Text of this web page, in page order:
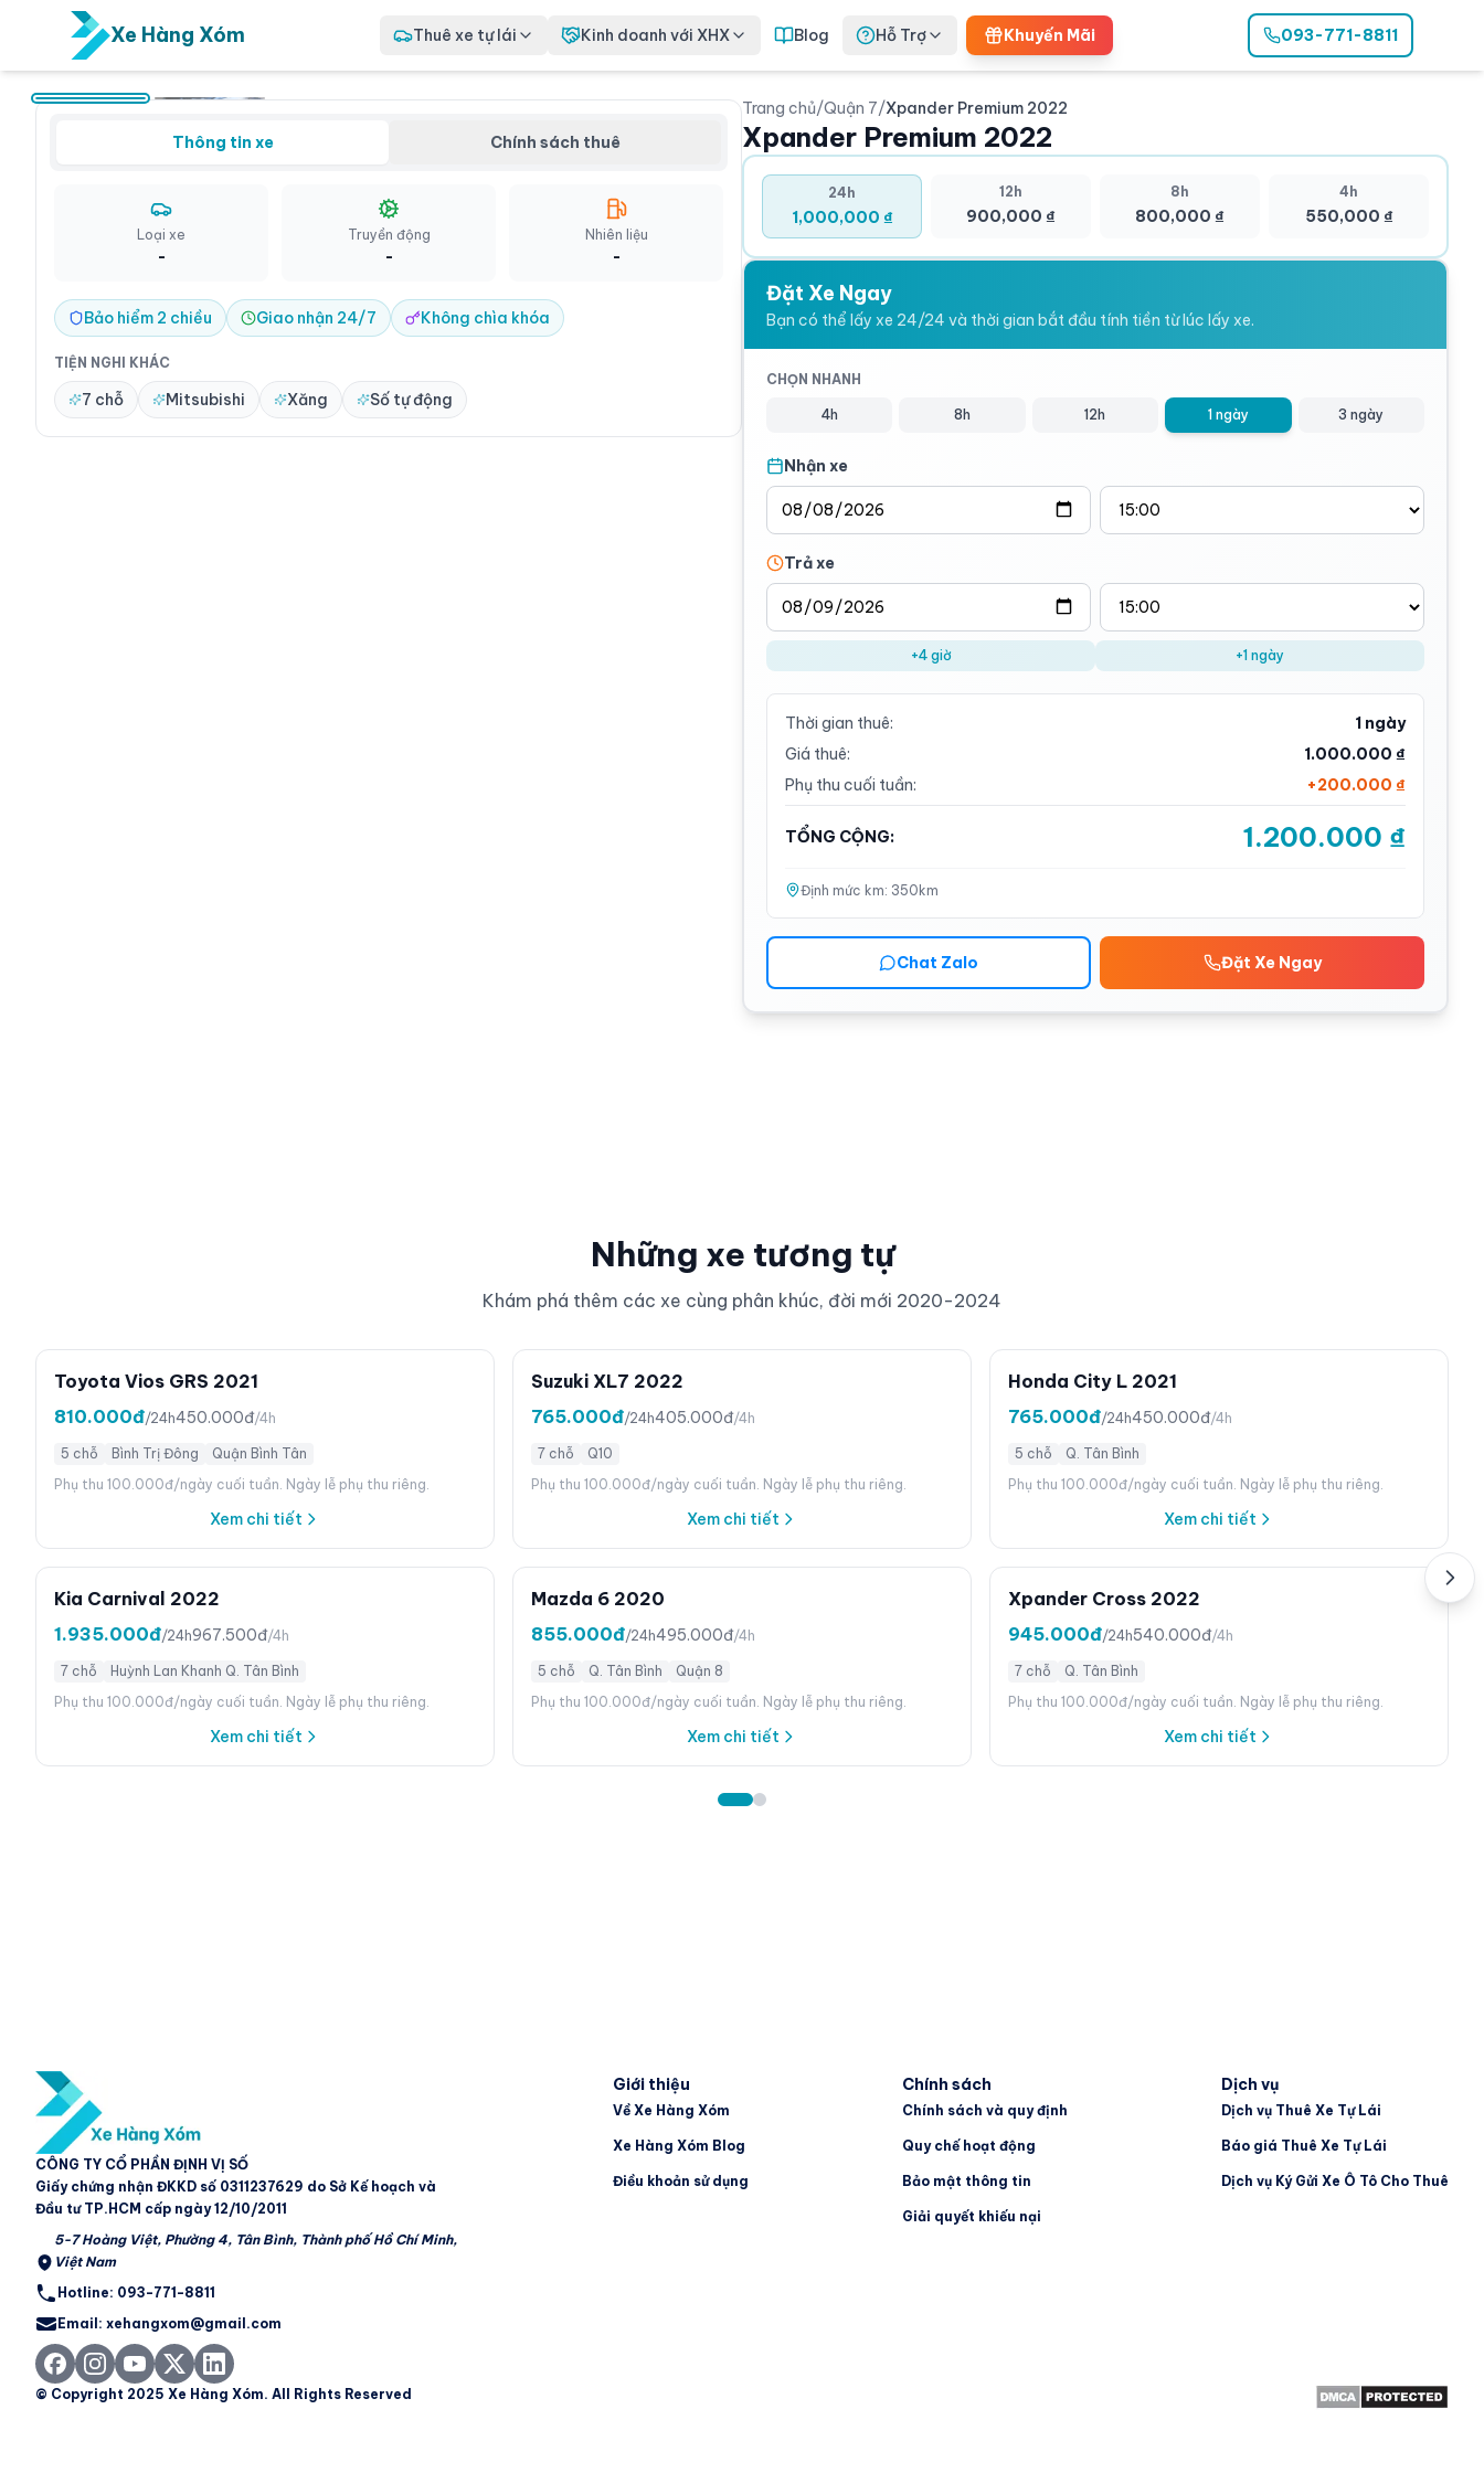
Xe Hàng Xóm Thuê xe tự lái Kinh doanh với XHX Blog Hỗ Trợ Khuyến Mãi 093-771-8811
tự lái Quận 7
tới đường quốc lộ - tỉnh lộ và thậm chí là cả
đường đèo núi; Xpander Premium 2022 là
mẫu xe đa dụng 7 chỗ mạnh mẽ.
1/1
Giới thiệu
Thông tin xe Chính sách thuê
Loại xe
-
Truyền động
-
Nhiên liệu
-
Bảo hiểm 2 chiều Giao nhận 24/7 Không chìa khóa
TIỆN NGHI KHÁC
7 chỗ Mitsubishi Xăng Số tự động
Trang chủ/Quận 7/Xpander Premium 2022
Xpander Premium 2022
24h
1,000,000 ₫
12h
900,000 ₫
8h
800,000 ₫
4h
550,000 ₫
Đặt Xe Ngay
Bạn có thể lấy xe 24/24 và thời gian bắt đầu tính tiền từ lúc lấy xe.
CHỌN NHANH
4h 8h 12h 1 ngày 3 ngày
Nhận xe
Trả xe
+4 giờ +1 ngày
Thời gian thuê:
1 ngày
Giá thuê:
1.000.000 ₫
Phụ thu cuối tuần:
+200.000 ₫
TỔNG CỘNG: 1.200.000 ₫
Định mức km: 350 km
Chat Zalo Đặt Xe Ngay
Những xe tương tự
Khám phá thêm các xe cùng phân khúc, đời mới 2020-2024
Toyota Vios GRS 2021
810.000đ/24h450.000đ/4h
5 chỗ Bình Trị Đông
Quận Bình Tân
Phụ thu 100.000đ/ngày cuối tuần. Ngày lễ phụ thu riêng.
Xem chi tiết
Suzuki XL7 2022
765.000đ/24h405.000đ/4h
7 chỗ
Q10
Phụ thu 100.000đ/ngày cuối tuần. Ngày lễ phụ thu riêng.
Xem chi tiết
Honda City L 2021
765.000đ/24h450.000đ/4h
5 chỗ
Q. Tân Bình
Phụ thu 100.000đ/ngày cuối tuần. Ngày lễ phụ thu riêng.
Xem chi tiết
Kia Carnival 2022
1.935.000đ/24h967.500đ/4h
7 chỗ
Huỳnh Lan Khanh Q. Tân Bình
Phụ thu 100.000đ/ngày cuối tuần. Ngày lễ phụ thu riêng.
Xem chi tiết
Mazda 6 2020
855.000đ/24h495.000đ/4h
5 chỗ Q. Tân Bình
Quận 8
Phụ thu 100.000đ/ngày cuối tuần. Ngày lễ phụ thu riêng.
Xem chi tiết
Xpander Cross 2022
945.000đ/24h540.000đ/4h
7 chỗ
Q. Tân Bình
Phụ thu 100.000đ/ngày cuối tuần. Ngày lễ phụ thu riêng.
Xem chi tiết
CÔNG TY CỔ PHẦN ĐỊNH VỊ SỐ
Giấy chứng nhận ĐKKD số 0311237629 do Sở Kế hoạch và
Đầu tư TP.HCM cấp ngày 12/10/2011
5-7 Hoàng Việt, Phường 4, Tân Bình, Thành phố Hồ Chí Minh,
Việt Nam
Hotline: 093-771-8811
Email: xehangxom@gmail.com
Giới thiệu
Về Xe Hàng Xóm
Xe Hàng Xóm Blog
Điều khoản sử dụng
Chính sách
Chính sách và quy định
Quy chế hoạt động
Bảo mật thông tin
Giải quyết khiếu nại
Dịch vụ
Dịch vụ Thuê Xe Tự Lái
Báo giá Thuê Xe Tự Lái
Dịch vụ Ký Gửi Xe Ô Tô Cho Thuê
© Copyright 2025 Xe Hàng Xóm. All Rights Reserved